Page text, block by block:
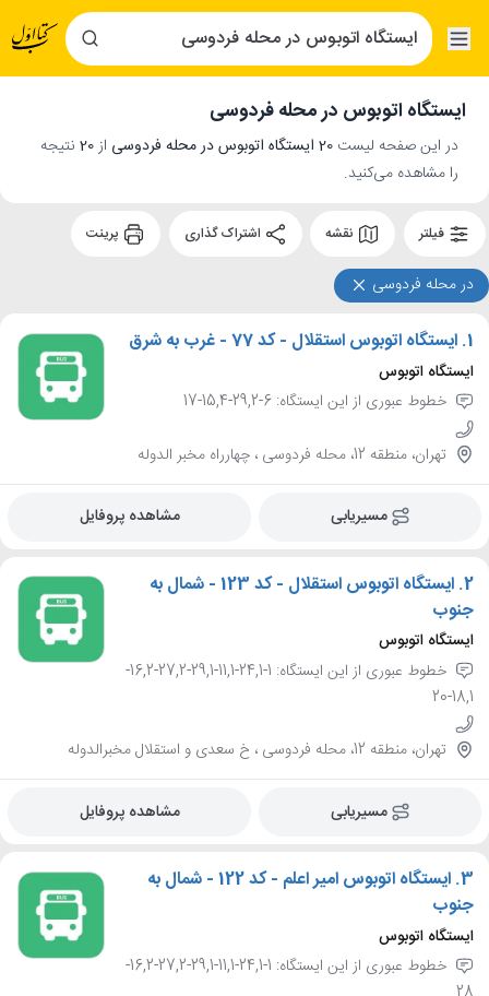
ایستگاه اتوبوس در محله فردوسی
در این صفحه لیست 20 ایستگاه اتوبوس در محله فردوسی از20 نتیجه
را مشاهده می‌کنید.
فیلتر نقشه
در محله فردوسی
1. ایستگاه اتوبوس استقلال - کد 77 - غرب به شرق
ایستگاه اتوبوس
خطوط عبوری از این ایستگاه: 6-29,2-15,4-17
تهران، منطقه 12، محله فردوسی ، چهارراه مخبر الدوله
مسیریابی مشاهده پروفایل
2.
ایستگاه اتوبوس استقلال - کد 123 - شمال به
جنوب
ایستگاه اتوبوس
خطوط عبوری از این ایستگاه: 1-24,1-11,1-29,1-27,2-16,2-
18,1-20
تهران، منطقه 12، محله فردوسی ، خ سعدی و استقلال مخبرالدوله
مسیریابی مشاهده پروفایل
3.
ایستگاه اتوبوس امیر اعلم - کد 122 - شمال به
جنوب
ایستگاه اتوبوس
خطوط عبوری از این ایستگاه: 1-24,1-11,1-29,1-27,2-16,2-